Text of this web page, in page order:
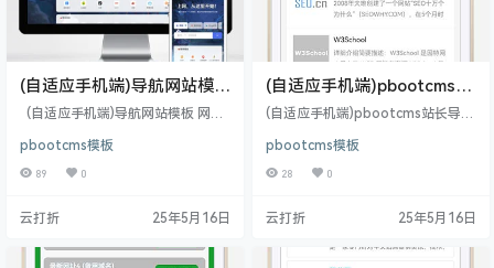
(自适应手机端)导航网站模板
网站目录源码下载
(自适应手机端)导航网站模板 网站
的网站模板，该模板适用于导航网
站模板、网站目录等企业，当然其
机端，同一个后台，数据即时同
好的seo，所有页面均都能完全自定
pbootcms模板
89 0
云打折 25年5月16日
(自适应手机端)pbootcms站
长导航网站模板 网址目录导
(自适应手机端)pbootcms站长导航
载(带评论功能) PbootCMS内核开
发的网站模板，该模板适用于站长
文字图片换成其他行业的即可； 自
时同步，简单适用！附带测试数
pbootcms模板
28 0
云打折 25年5月16日